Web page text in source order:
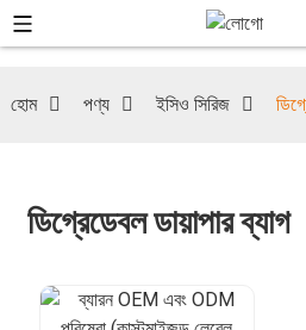
হোম পণ্য ইসিও সিরিজ
ডিগ্রেডেবল ডায়াপার ব্যাগ